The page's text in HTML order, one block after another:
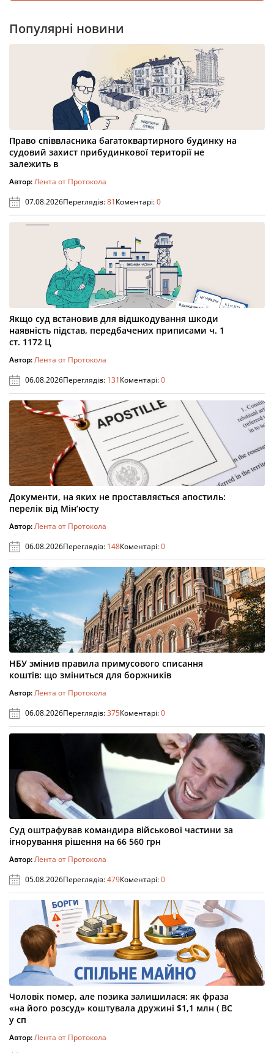
Популярні новини
Право співвласника багатоквартирного будинку на
судовий захист прибудинкової території не
залежить в
Автор:Лента от Протокола
07.08.2026Переглядів:81Коментарі:0
Якщо суд встановив для відшкодування шкоди
наявність підстав, передбачених приписами ч. 1
ст. 1172 Ц
Автор:Лента от Протокола
06.08.2026Переглядів: 131Коментарі:0
Документи, на яких не проставляється апостиль:
перелік від Мін’юсту
Автор:Лента от Протокола
06.08.2026Переглядів: 148Коментарі:0
НБУ змінив правила примусового списання
коштів: що зміниться для боржників
Автор:Лента от Протокола
06.08.2026Переглядів:375Коментарі:0
Суд оштрафував командира військової частини за
ігнорування рішення на 66 560 грн
Автор:Лента от Протокола
05.08.2026Переглядів:479Коментарі:0
Чоловік помер, але позика залишилася: як фраза
«на його розсуд» коштувала дружині $1,1 млн ( ВС
у сп
Автор:Лента от Протокола